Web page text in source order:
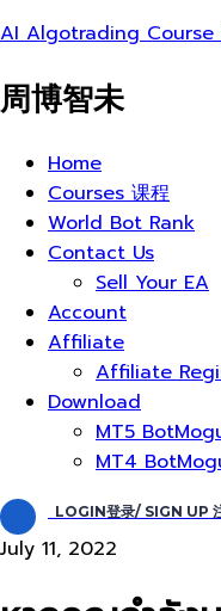
AI Algotrading Course
周博智未
MenuHome
Courses 课程
World Bot Rank
Contact Us
Sell Your EA
Account
Affiliate
Affiliate
Download
MT5
MT4
LOGIN登录/ SIGN UP
July 11, 2022